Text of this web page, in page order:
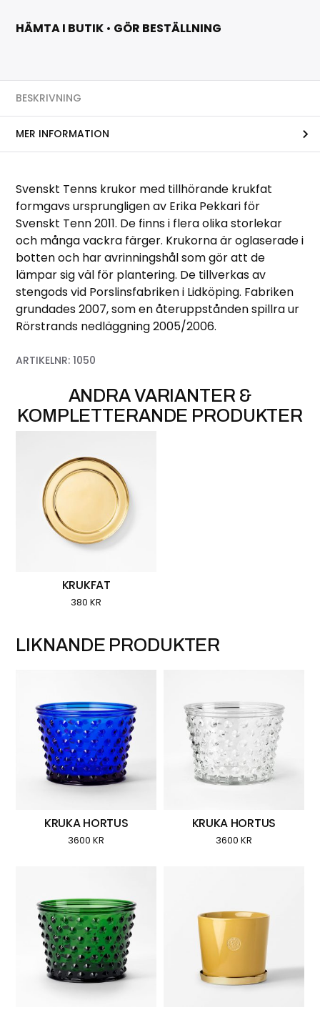
HÄMTA I BUTIK • GÖR BESTÄLLNING
BESKRIVNING
MER INFORMATION
Svenskt Tenns krukor med tillhörande krukfat
formgavs ursprungligen av Erika Pekkari för
Svenskt Tenn 2011. De finns i flera olika storlekar
och många vackra färger. Krukorna är oglaserade i
botten och har avrinningshål som gör att de
lämpar sig väl för plantering. De tillverkas av
stengods vid Porslinsfabriken i Lidköping. Fabriken
grundades 2007, som en återuppstånden spillra ur
Rörstrands nedläggning 2005/2006.
ARTIKELNR:1050
KRUKFAT
380KR
LIKNANDE PRODUKTER
KRUKA HORTUS
3600KR
KRUKA HORTUS
3600 KR